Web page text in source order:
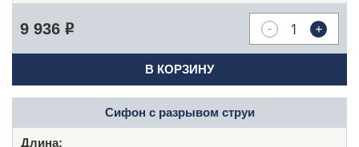
- +
9 936 Р
В КОРЗИНУ
Сифон с разрывом струи